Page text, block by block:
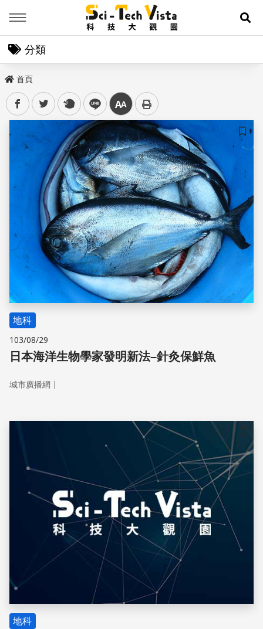
展
分類
首頁
facebooktwitter plurk line 中
儲存
地科
103/08/29
日本海洋生物學家發明新法–針灸保鮮魚
城市廣播網 ｜
儲存
地科